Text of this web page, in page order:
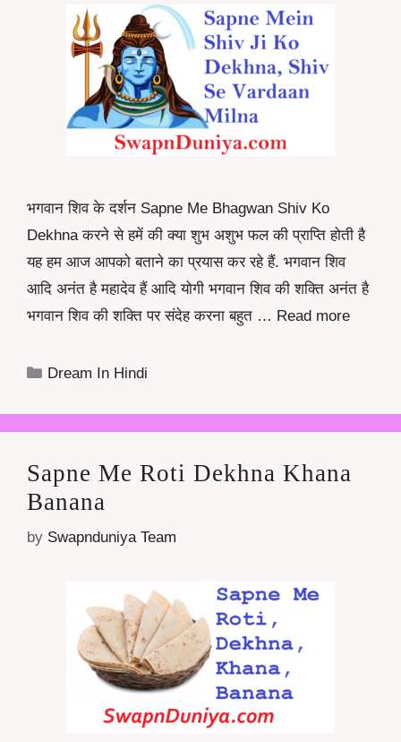
भगवान शिव के दर्शन Sapne Me Bhagwan Shiv Ko
Dekhna करने से हमें की क्या शुभ अशुभ फल की प्राप्ति होती है
यह हम आज आपको बताने का प्रयास कर रहे हैं. भगवान शिव
आदि अनंत है महादेव हैं आदि योगी भगवान शिव की शक्ति अनंत है
भगवान शिव की शक्ति पर संदेह करना बहुत … Read more
Categories
Dream In Hindi
Sapne Me Roti Dekhna Khana
Banana
by Swapnduniya Team